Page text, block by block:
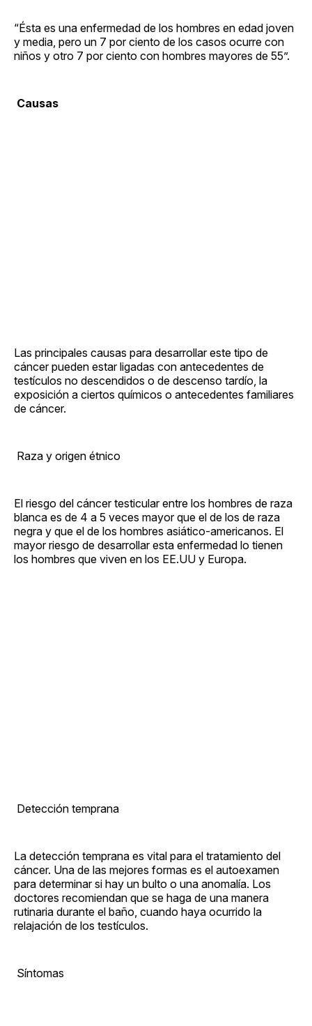
“Ésta es una enfermedad de los hombres en edad joven
y media, pero un 7 por ciento de los casos ocurre con
niños y otro 7 por ciento con hombres mayores de 55”.
​ Causas
Las principales causas para desarrollar este tipo de
cáncer pueden estar ligadas con antecedentes de
testículos no descendidos o de descenso tardío, la
exposición a ciertos químicos o antecedentes familiares
de cáncer.
​ Raza y origen étnico
El riesgo del cáncer testicular entre los hombres de raza
blanca es de 4 a 5 veces mayor que el de los de raza
negra y que el de los hombres asiático-americanos. El
mayor riesgo de desarrollar esta enfermedad lo tienen
los hombres que viven en los EE.UU y Europa.
​ Detección temprana
La detección temprana es vital para el tratamiento del
cáncer. Una de las mejores formas es el autoexamen
para determinar si hay un bulto o una anomalía. Los
doctores recomiendan que se haga de una manera
rutinaria durante el baño, cuando haya ocurrido la
relajación de los testículos.
​ Síntomas